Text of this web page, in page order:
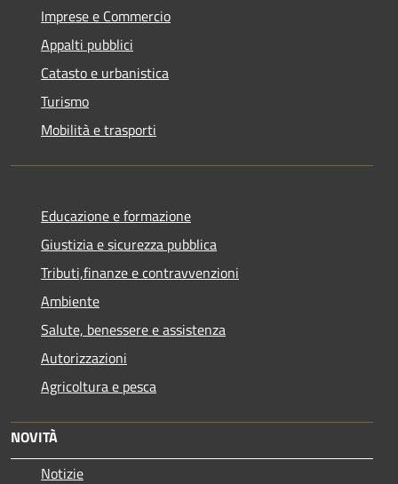
Imprese e Commercio
Appalti pubblici
Catasto e urbanistica
Turismo
Mobilità e trasporti
Educazione e formazione
Giustizia e sicurezza pubblica
Tributi,finanze e contravvenzioni
Ambiente
Salute, benessere e assistenza
Autorizzazioni
Agricoltura e pesca
NOVITÀ
Notizie